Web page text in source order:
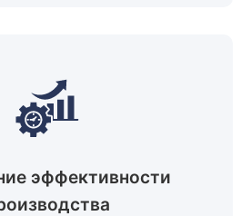
эффективности